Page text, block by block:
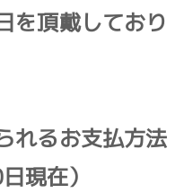
を頂戴しており
れるお支払方法
現在）